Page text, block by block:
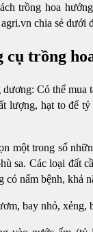
trồng hoa
chia sẻ dưới
cụ trồng
Có thể mua
lượng, hạt to để
một trong số
sa. Các loại đất
có nấm bệnh, khả
bay nhỏ, xẻng,